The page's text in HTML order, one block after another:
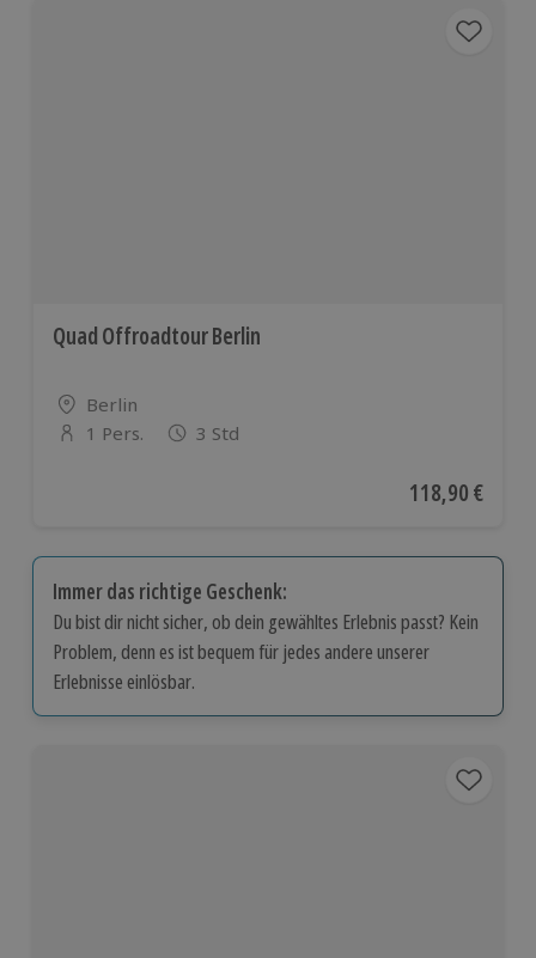
Quad Offroadtour Berlin
Standort
Berlin
Anzahl der Teilnehmer
1 Pers. 3 Std
Aktueller Preis
118,90 €
Immer das richtige Geschenk:
Du bist dir nicht sicher, ob dein gewähltes Erlebnis passt? Kein
Problem, denn es ist bequem für jedes andere unserer
Erlebnisse einlösbar.